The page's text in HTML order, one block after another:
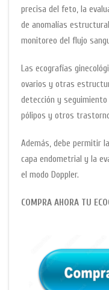
precisa del feto, la
de anomalías
monitoreo del flujo
Las ecografías
ovarios y otras
detección y
pólipos y otros
Además, debe permitir
capa endometrial y la
el modo Doppler.
COMPRA AHORA TU